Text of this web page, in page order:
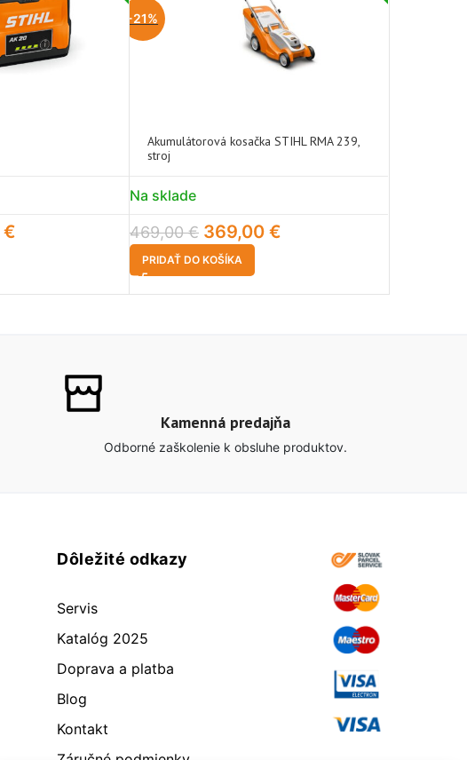
€
-21%
Akumulátorová kosačka STIHL RMA 239,
stroj
Na sklade
469,00€ 369,00 €
PRIDAŤ DO KOŠÍKA
Kamenná predajňa
Odborné zaškolenie k obsluhe produktov.
Dôležité odkazy
Servis
Katalóg 2025
Doprava a platba
Blog
Kontakt